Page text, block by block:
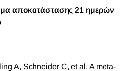
αποκατάστασης 21 ημερών
A, Schneider C, et al. A meta-